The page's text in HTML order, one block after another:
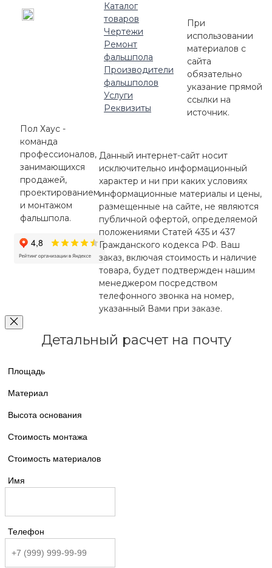
Каталог
товаров
Чертежи
Ремонт
фальшпола
Производители
фальшполов
Услуги
Реквизиты
Пол Хаус -
команда
профессионалов,
занимающихся
продажей,
проектированием
и монтажом
фальшпола.
При
использовании
материалов с
сайта
обязательно
указание прямой
ссылки на
источник.
Данный интернет-сайт носит
исключительно информационный
характер и ни при каких условиях
информационные материалы и цены,
размещенные на сайте, не являются
публичной офертой, определяемой
положениями Статей 435 и 437
Гражданского кодекса РФ. Ваш
заказ, включая стоимость и наличие
товара, будет подтвержден нашим
менеджером посредством
телефонного звонка на номер,
указанный Вами при заказе.
Детальный расчет на почту
Площадь
Материал
Высота основания
Стоимость монтажа
Стоимость материалов
Имя
Телефон